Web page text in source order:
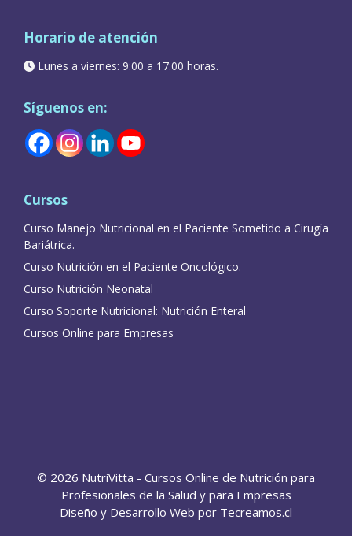
Horario de atención
Lunes a viernes: 9:00 a 17:00 horas.
Síguenos en:
Cursos
Curso Manejo Nutricional en el Paciente Sometido a Cirugía
Bariátrica.
Curso Nutrición en el Paciente Oncológico.
Curso Nutrición Neonatal
Curso Soporte Nutricional: Nutrición Enteral
Cursos Online para Empresas
© 2026 NutriVitta - Cursos Online de Nutrición para
Profesionales de la Salud y para Empresas
Diseño y Desarrollo Web por Tecreamos.cl